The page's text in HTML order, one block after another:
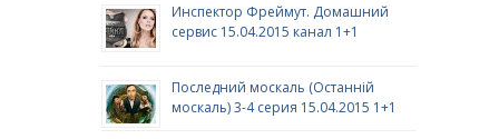
Инспектор Фреймут. Домашний
сервис 15.04.2015 канал 1+1
Последний москаль (Останній
москаль) 3-4 серия 15.04.2015 1+1